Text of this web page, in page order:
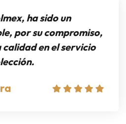
ha sido un
por su compromiso,
en el servicio